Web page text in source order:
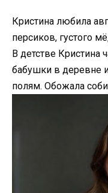
Кристина любила
персиков, густого
В детстве Кристина
бабушки в деревне
полям. Обожала